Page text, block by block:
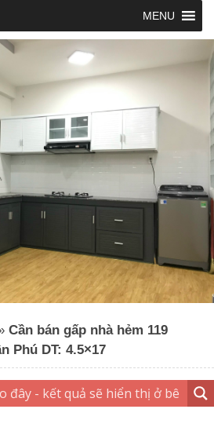
MENU
Cần bán gấp nhà hẻm 119
Phú DT: 4.5×17